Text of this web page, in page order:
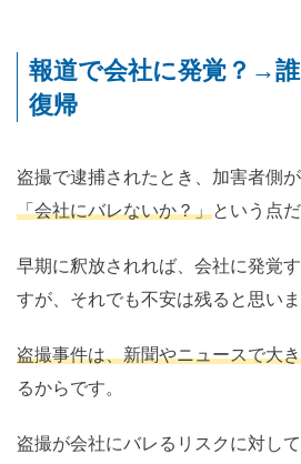
報道で会社に発覚？→
復帰
盗撮で逮捕されたとき、加害者側が
「会社にバレないか？」という点
早期に釈放されれば、会社に発覚
すが、それでも不安は残ると思いま
盗撮事件は、新聞やニュースで大
るからです。
盗撮が会社にバレるリスクに対し